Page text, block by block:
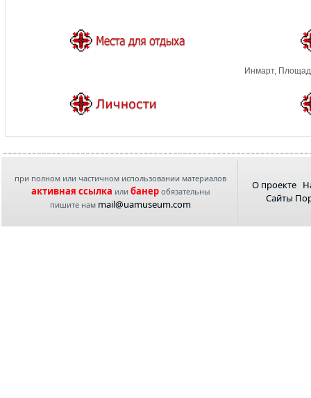
Инмарт,
при полном или частичном использовании материалов
активная ссылка или банеробязательны
пишите нам mail@uamuseum.com
О проекте
Сайты